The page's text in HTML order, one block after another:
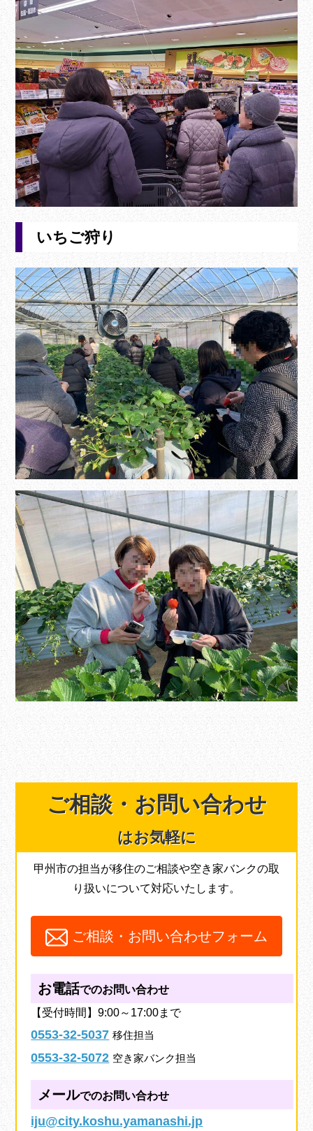
いちご狩り
ご相談・ お問い合わせ
はお気軽に
甲州市の担当が移住のご相談や空き家バンクの取
り扱いについて対応いたします。
ご相談・お問い合わせフォーム
お電話でのお問い合わせ
【受付時間】9:00～17:00まで
0553-32-5037 移住担当
0553-32-5072 空き家バンク担当
メールでのお問い合わせ
iju@city.koshu.yamanashi.jp